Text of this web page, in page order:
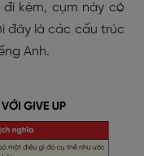
kèm, cụm này có
đây là các cấu trúc
Anh.